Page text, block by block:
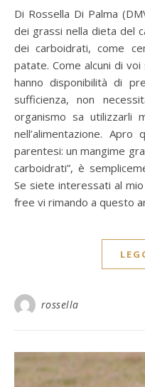
Di Rossella Di Palma (DMV) Dopo aver esaminato il ruolo
dei grassi nella dieta del
dei carboidrati, come
patate. Come alcuni di
hanno disponibilità di
sufficienza, non
organismo sa utilizzarli
nell’alimentazione.
parentesi: un mangime
carboidrati”, è
Se siete interessati al
free vi rimando a questo
rossella